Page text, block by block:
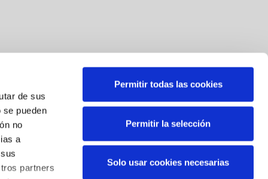
de sus
se pueden
no
a
partners
Permitir todas las cookies
Permitir la selección
Solo usar cookies necesarias
Suscríbete a nuestra newsletter
Correo*
Al suscribirse, usted consiente el tratamiento de sus datos
personales. Sus datos serán tratados por BBK para el envío